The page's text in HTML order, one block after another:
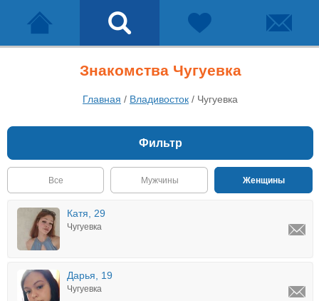
Знакомства Чугуевка
Главная / Владивосток / Чугуевка
Фильтр
Все Мужчины Женщины
Катя, 29
Чугуевка
Дарья, 19
Чугуевка